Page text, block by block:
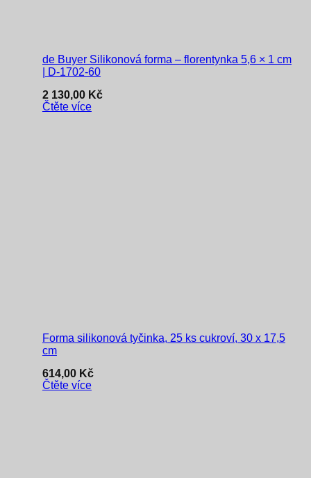
de Buyer Silikonová forma – florentynka 5,6 × 1 cm
| D-1702-60
2 130,00 Kč
Čtěte více
Forma silikonová tyčinka, 25 ks cukroví, 30 x 17,5
cm
614,00 Kč
Čtěte více